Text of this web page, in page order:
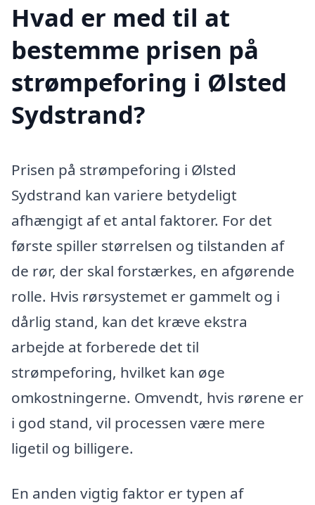
Hvad er med til at
bestemme prisen på
strømpeforing i Ølsted
Sydstrand?
Prisen på strømpeforing i Ølsted
Sydstrand kan variere betydeligt
afhængigt af et antal faktorer. For det
første spiller størrelsen og tilstanden af
de rør, der skal forstærkes, en afgørende
rolle. Hvis rørsystemet er gammelt og i
dårlig stand, kan det kræve ekstra
arbejde at forberede det til
strømpeforing, hvilket kan øge
omkostningerne. Omvendt, hvis rørene er
i god stand, vil processen være mere
ligetil og billigere.
En anden vigtig faktor er typen af